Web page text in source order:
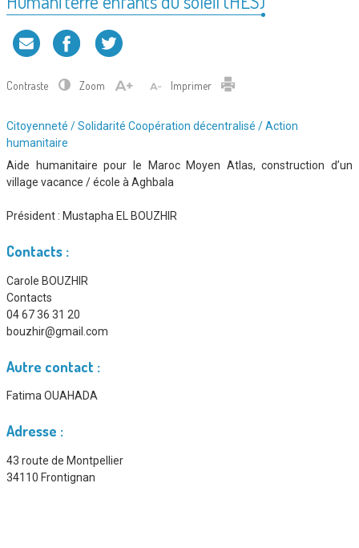
Contraste Zoom Imprimer
Type
d'association
Citoyenneté / Solidarité Coopération décentralisé / Action
humanitaire
Aide humanitaire pour le Maroc Moyen Atlas, construction d’un
village vacance / école à Aghbala
Président : Mustapha EL BOUZHIR
Contacts :
Carole BOUZHIR
Contacts
04 67 36 31 20
bouzhir@gmail.com
Autre contact :
Fatima OUAHADA
Adresse :
43 route de Montpellier
34110 Frontignan